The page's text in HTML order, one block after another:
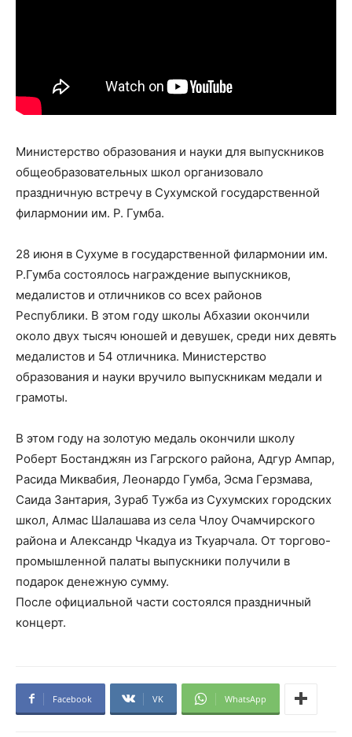
Министерство образования и науки для выпускников
общеобразовательных школ организовало
праздничную встречу в Сухумской государственной
филармонии им. Р. Гумба.
28 июня в Сухуме в государственной филармонии им.
Р.Гумба состоялось награждение выпускников,
медалистов и отличников со всех районов
Республики. В этом году школы Абхазии окончили
около двух тысяч юношей и девушек, среди них девять
медалистов и 54 отличника. Министерство
образования и науки вручило выпускникам медали и
грамоты.
В этом году на золотую медаль окончили школу
Роберт Бостанджян из Гагрского района, Адгур Ампар,
Расида Миквабия, Леонардо Гумба, Эсма Герзмава,
Саида Зантария, Зураб Тужба из Сухумских городских
школ, Алмас Шалашава из села Члоу Очамчирского
района и Александр Чкадуа из Ткуарчала. От торгово-
промышленной палаты выпускники получили в
подарок денежную сумму.
После официальной части состоялся праздничный
концерт.
Facebook VK WhatsApp